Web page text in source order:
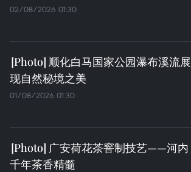
02/08/2026 01:30
顺化白马国家公园瀑布溪流展
现自然秘境之美
01/08/2026 01:30
广安荷花茶窨制技艺——河内
千年茶香精髓